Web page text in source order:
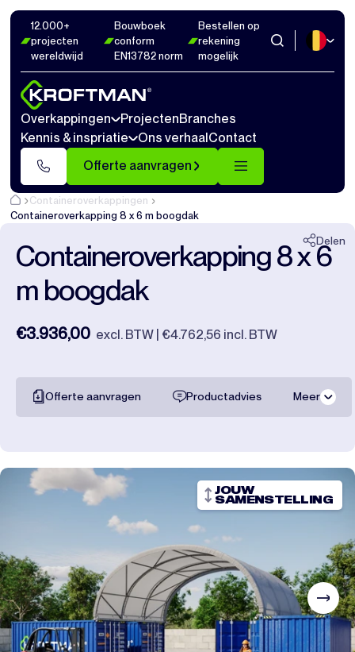
12.000+
projecten
wereldwijd
Bouwboek
conform
EN13782 norm
Bestellen op
rekening
mogelijk
Overkappingen ProjectenBranches
Kennis & inspriatie
Ons verhaalContact
Offerte aanvragen
Containeroverkappingen
Containeroverkapping 8 x 6 m boogdak
Delen
Containeroverkapping 8 x 6
m boogdak
€3.936,00 excl. BTW | €4.762,56 incl. BTW
Offerte aanvragen Productadvies Meer
Transportkosten
JOUW
SAMENSTELLING
Foto's Afmetingen1 Video's
Sluiten